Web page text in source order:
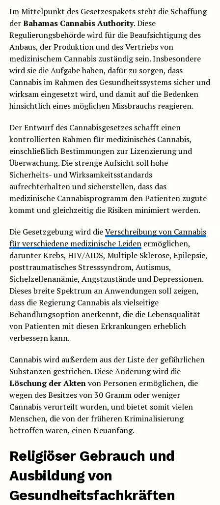
Im Mittelpunkt des Gesetzespakets steht die Schaffung
derBahamas Cannabis Authority. Diese
Regulierungsbehörde wird für die Beaufsichtigung des
Anbaus, der Produktion und des Vertriebs von
medizinischem Cannabis zuständig sein. Insbesondere
wird sie die Aufgabe haben, dafür zu sorgen, dass
Cannabis im Rahmen des Gesundheitssystems sicher und
wirksam eingesetzt wird, und damit auf die Bedenken
hinsichtlich eines möglichen Missbrauchs reagieren.
Der Entwurf des Cannabisgesetzes schafft einen
kontrollierten Rahmen für medizinisches Cannabis,
einschließlich Bestimmungen zur Lizenzierung und
Überwachung. Die strenge Aufsicht soll hohe
Sicherheits- und Wirksamkeitsstandards
aufrechterhalten und sicherstellen, dass das
medizinische Cannabisprogramm den Patienten zugute
kommt und gleichzeitig die Risiken minimiert werden.
Die Gesetzgebung wird dieVerschreibung von Cannabis
für verschiedene medizinische Leidenermöglichen,
darunter Krebs, HIV/AIDS, Multiple Sklerose, Epilepsie,
posttraumatisches Stresssyndrom, Autismus,
Sichelzellenanämie, Angstzustände und Depressionen.
Dieses breite Spektrum an Anwendungen soll zeigen,
dass die Regierung Cannabis als vielseitige
Behandlungsoption anerkennt, die die Lebensqualität
von Patienten mit diesen Erkrankungen erheblich
verbessern kann.
Cannabis wird außerdem aus der Liste der gefährlichen
Substanzen gestrichen. Diese Änderung wird die
Löschung der Aktenvon Personen ermöglichen, die
wegen des Besitzes von 30 Gramm oder weniger
Cannabis verurteilt wurden, und bietet somit vielen
Menschen, die von der früheren Kriminalisierung
betroffen waren, einen Neuanfang.
Religiöser Gebrauch und
Ausbildung von
Gesundheitsfachkräften